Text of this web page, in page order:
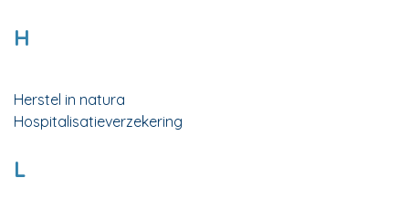
H
Herstel in natura
Hospitalisatieverzekering
L